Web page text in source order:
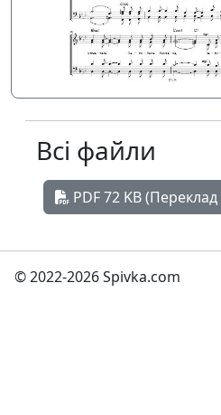
Всі файли
PDF 72 KB
© 2022-2026 Spivka.com